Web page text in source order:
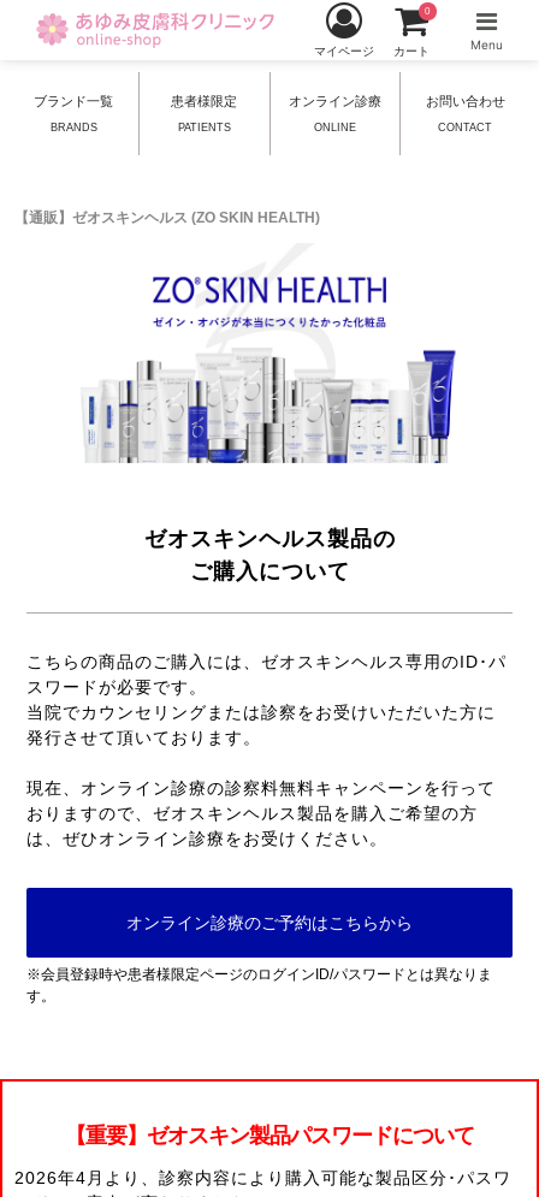
ブランド一覧
BRANDS
患者様限定
PATIENTS
オンライン診療
ONLINE
お問い合わせ
CONTACT
【通販】ゼオスキンヘルス (ZO SKIN HEALTH)
マイページ カート
0
Menu
ゼオスキンヘルス製品の
ご購入について
こちらの商品のご購入には、ゼオスキンヘルス専用のID･パ
スワードが必要です。
当院でカウンセリングまたは診察をお受けいただいた方に
発行させて頂いております。
現在、オンライン診療の診察料無料キャンペーンを行って
おりますので、ゼオスキンヘルス製品を購入ご希望の方
は、ぜひオンライン診療をお受けください。
オンライン診療のご予約はこちらから
※会員登録時や患者様限定ページのログインID/パスワードとは異なりま
す。
【重要】ゼオスキン製品パスワードについて
2026年4月より、診察内容により購入可能な製品区分･パスワ